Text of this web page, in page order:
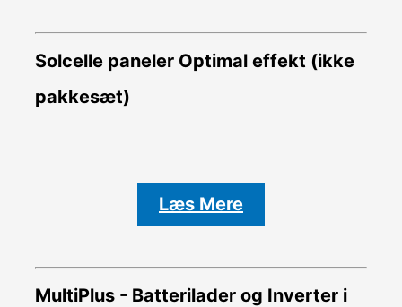
Solcelle paneler Optimal effekt (ikke
pakkesæt)
Læs Mere
MultiPlus - Batterilader og Inverter i